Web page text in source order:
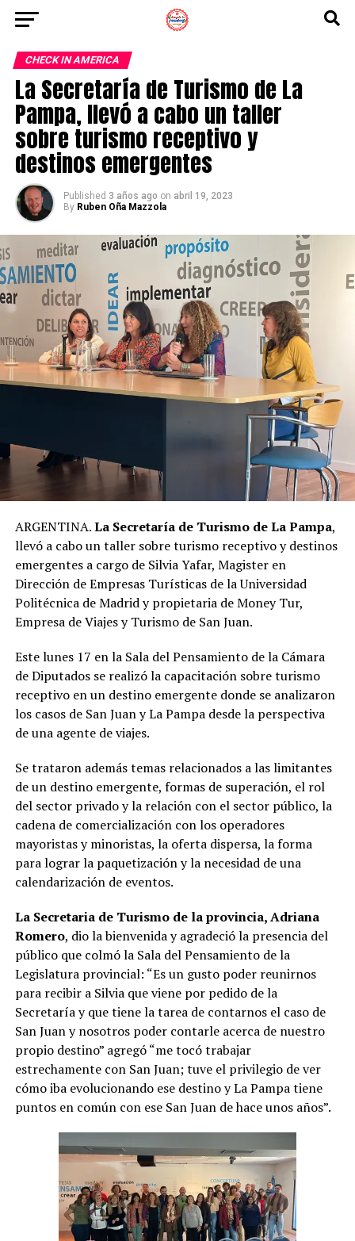
CHECK IN AMERICA
La Secretaría de Turismo de La
Pampa, llevó a cabo un taller
sobre turismo receptivo y
destinos emergentes
Published 3 años ago on abril 19, 2023
By Ruben Oña Mazzola
ARGENTINA.La Secretaría de Turismo de La Pampa,
llevó a cabo un taller sobre turismo receptivo y destinos
emergentes a cargo de Silvia Yafar, Magister en
Dirección de Empresas Turísticas de la Universidad
Politécnica de Madrid y propietaria de Money Tur,
Empresa de Viajes y Turismo de San Juan.
Este lunes 17 en la Sala del Pensamiento de la Cámara
de Diputados se realizó la capacitación sobre turismo
receptivo en un destino emergente donde se analizaron
los casos de San Juan y La Pampa desde la perspectiva
de una agente de viajes.
Se trataron además temas relacionados a las limitantes
de un destino emergente, formas de superación, el rol
del sector privado y la relación con el sector público, la
cadena de comercialización con los operadores
mayoristas y minoristas, la oferta dispersa, la forma
para lograr la paquetización y la necesidad de una
calendarización de eventos.
La Secretaria de Turismo de la provincia, Adriana
Romero, dio la bienvenida y agradeció la presencia del
público que colmó la Sala del Pensamiento de la
Legislatura provincial: “Es un gusto poder reunirnos
para recibir a Silvia que viene por pedido de la
Secretaría y que tiene la tarea de contarnos el caso de
San Juan y nosotros poder contarle acerca de nuestro
propio destino” agregó “me tocó trabajar
estrechamente con San Juan; tuve el privilegio de ver
cómo iba evolucionando ese destino y La Pampa tiene
puntos en común con ese San Juan de hace unos años”.